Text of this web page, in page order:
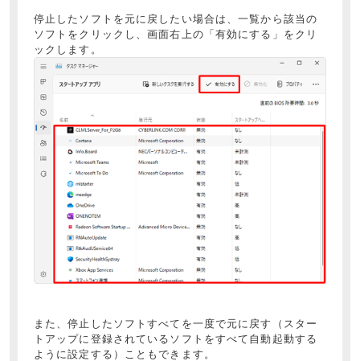
停止したソフトを元に戻したい場合は、一覧から該当の
ソフトをクリックし、画面右上の「有効にする」をクリ
ックします。
また、停止したソフトすべてを一度で元に戻す（スター
トアップに登録されているソフトをすべて自動起動する
ように設定する）こともできます。